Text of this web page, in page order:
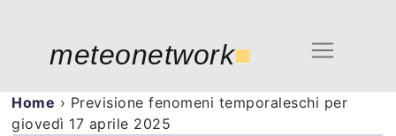
meteonetwork■
Home › Previsione fenomeni temporaleschi per
giovedì 17 aprile 2025